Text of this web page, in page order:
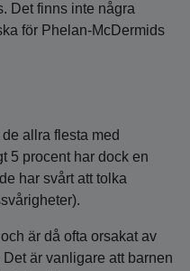
Det finns inte några
för Phelan‑McDermids
allra flesta med
5 procent har dock en
har svårt att tolka
är då ofta orsakat av
är vanligare att barnen